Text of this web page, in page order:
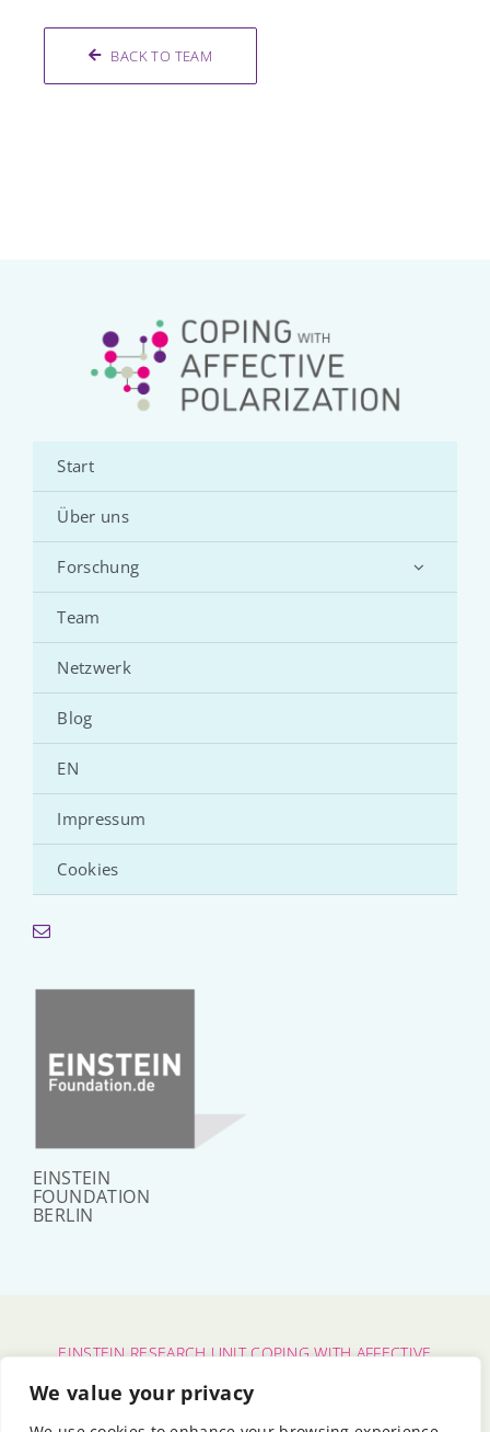
We value your privacy
BACK TO TEAM
Start
Über uns
Forschung
Team
Netzwerk
Blog
EN
Impressum
Cookies
EINSTEIN
FOUNDATION
BERLIN
EINSTEIN RESEARCH UNIT COPING WITH AFFECTIVE
POLARIZATION
CHARITÉ – UNIVERSITÄTSMEDIZIN BERLIN